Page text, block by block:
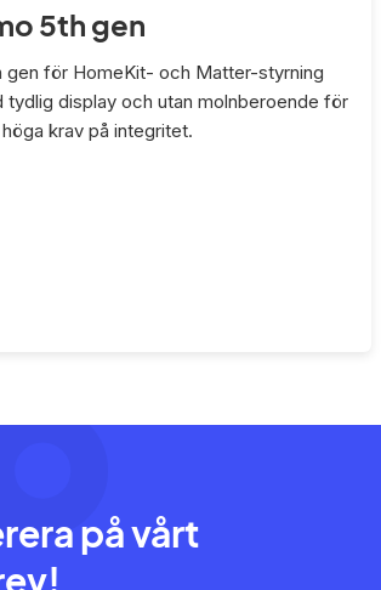
5th gen
gen för HomeKit- och Matter-styrning
tydlig display och utan molnberoende för
krav på integritet.
på vårt